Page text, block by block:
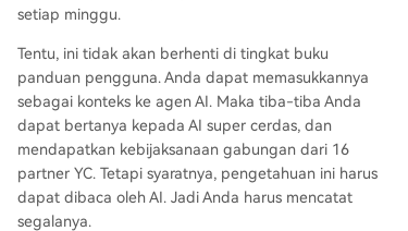
setiap minggu.
Tentu, ini tidak akan berhenti di tingkat buku
panduan pengguna. Anda dapat memasukkannya
sebagai konteks ke agen AI. Maka tiba-tiba Anda
dapat bertanya kepada AI super cerdas, dan
mendapatkan kebijaksanaan gabungan dari 16
partner YC. Tetapi syaratnya, pengetahuan ini harus
dapat dibaca oleh AI. Jadi Anda harus mencatat
segalanya.